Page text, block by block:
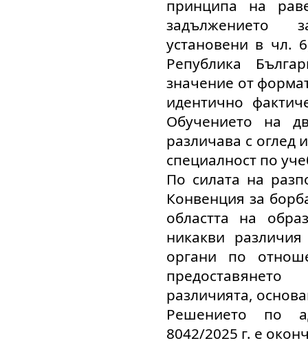
принципа на
задължението
установени в чл.
Република
значение от
идентично
Обучението на
различава с оглед
специалност по
По силата на
Конвенция за
областта на
никакви
органи по
различията,
Решението по
8042/2025 г. е